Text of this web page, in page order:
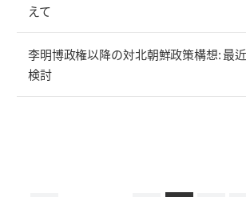
えて
李明博政権以降の対北朝鮮政策構想: 最
検討